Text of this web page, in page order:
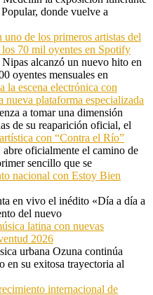
donde vuelve a
de los primeros artistas del
70 mil oyentes en Spotify
alcanzó un nuevo hito en
oyentes mensuales en
la escena electrónica con
nueva plataforma especializada
a tomar una dimensión
de su reaparición oficial, el
con “Contra el Río”
oficialmente el camino de
sencillo que se
nacional con Estoy Bien
en vivo el inédito «Día a día a
del nuevo
latina con nuevas
2026
urbana Ozuna continúa
en su exitosa trayectoria al
internacional de